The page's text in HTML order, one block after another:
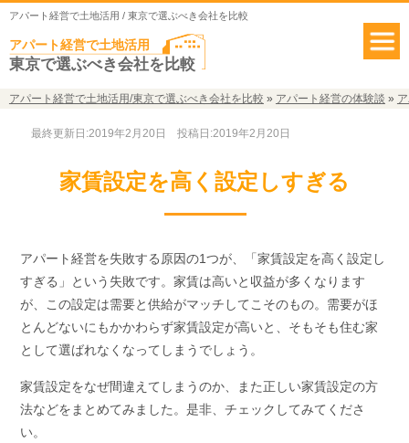
アパート経営で土地活用 / 東京で選ぶべき会社を比較
アパート経営で土地活用
東京で選ぶべき会社を比較
アパート経営で土地活用/東京で選ぶべき会社を比較 » アパート経営の体験談 »
最終更新日:2019年2月20日 投稿日:2019年2月20日
家賃設定を高く設定しすぎる
アパート経営を失敗する原因の1つが、「家賃設定を高く設定し
すぎる」という失敗です。家賃は高いと収益が多くなります
が、この設定は需要と供給がマッチしてこそのもの。需要がほ
とんどないにもかかわらず家賃設定が高いと、そもそも住む家
として選ばれなくなってしまうでしょう。
家賃設定をなぜ間違えてしまうのか、また正しい家賃設定の方
法などをまとめてみました。是非、チェックしてみてくださ
い。